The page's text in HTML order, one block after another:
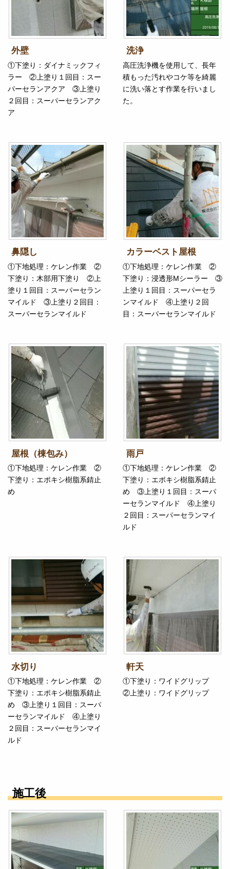
外壁
①下塗り：ダイナミックフィ
ラー ②上塗り１回目：スー
パーセランアクア ③上塗り
２回目：スーパーセランアク
ア
洗浄
高圧洗浄機を使用して、長年
積もった汚れやコケ等を綺麗
に洗い落とす作業を行いまし
た。
鼻隠し
①下地処理：ケレン作業 ②
下塗り：木部用下塗り ②上
塗り１回目：スーパーセラン
マイルド ③上塗り２回目：
スーパーセランマイルド
カラーベスト屋根
①下地処理：ケレン作業 ②
下塗り：浸透形Mシーラー ③
上塗り１回目：スーパーセラ
ンマイルド ④上塗り２回
目：スーパーセランマイルド
屋根（棟包み）
①下地処理：ケレン作業 ②
下塗り：エポキシ樹脂系錆止
め
雨戸
①下地処理：ケレン作業 ②
下塗り：エポキシ樹脂系錆止
め ③上塗り１回目：スーパ
ーセランマイルド ④上塗り
２回目：スーパーセランマイ
ルド
水切り
①下地処理：ケレン作業 ②
下塗り：エポキシ樹脂系錆止
め ③上塗り１回目：スーパ
ーセランマイルド ④上塗り
２回目：スーパーセランマイ
ルド
軒天
①下塗り：ワイドグリップ
②上塗り：ワイドグリップ
施工後